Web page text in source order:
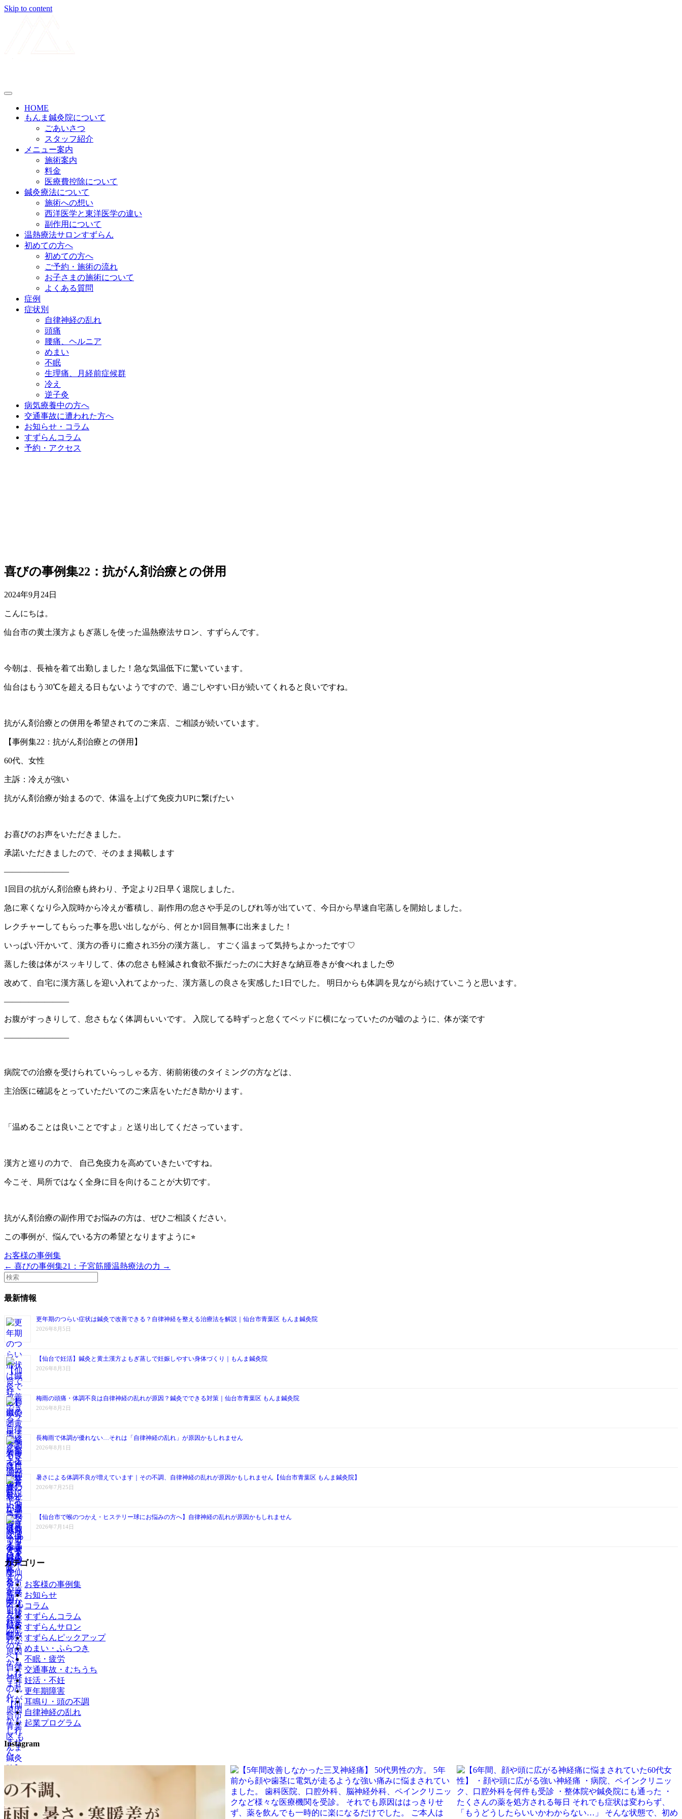
Skip to content
HOME
もんま鍼灸院について
ごあいさつ
スタッフ紹介
メニュー案内
施術案内
料金
医療費控除について
鍼灸療法について
施術への想い
西洋医学と東洋医学の違い
副作用について
温熱療法サロンすずらん
初めての方へ
初めての方へ
ご予約・施術の流れ
お子さまの施術について
よくある質問
症例
症状別
自律神経の乱れ
頭痛
腰痛、ヘルニア
めまい
不眠
生理痛、月経前症候群
冷え
逆子灸
病気療養中の方へ
交通事故に遭われた方へ
お知らせ・コラム
すずらんコラム
予約・アクセス
喜びの事例集22：抗がん剤治療との併用
2024年9月24日
こんにちは。
仙台市の黄土漢方よもぎ蒸しを使った温熱療法サロン、すずらんです。
今朝は、長袖を着て出勤しました！急な気温低下に驚いています。
仙台はもう30℃を超える日もないようですので、過ごしやすい日が続いてくれると良いですね。
抗がん剤治療との併用を希望されてのご来店、ご相談が続いています。
【事例集22：抗がん剤治療との併用】
60代、女性
主訴：冷えが強い
抗がん剤治療が始まるので、体温を上げて免疫力UPに繋げたい
お喜びのお声をいただきました。
承諾いただきましたので、そのまま掲載します
————————
1回目の抗がん剤治療も終わり、予定より2日早く退院しました。
急に寒くなり💦入院時から冷えが蓄積し、副作用の怠さや手足のしびれ等が出ていて、今日から早速自宅蒸しを開始しました。
レクチャーしてもらった事を思い出しながら、何とか1回目無事に出来ました！
いっぱい汗かいて、漢方の香りに癒され35分の漢方蒸し。 すごく温まって気持ちよかったです♡
蒸した後は体がスッキリして、体の怠さも軽減され食欲不振だったのに大好きな納豆巻きが食べれました🥹
改めて、自宅に漢方蒸しを迎い入れてよかった、漢方蒸しの良さを実感した1日でした。 明日からも体調を見ながら続けていこうと思います。
————————
お腹がすっきりして、怠さもなく体調もいいです。 入院してる時ずっと怠くてベッドに横になっていたのが嘘のように、体が楽です
————————
病院での治療を受けられていらっしゃる方、術前術後のタイミングの方などは、
主治医に確認をとっていただいてのご来店をいただき助かります。
「温めることは良いことですよ」と送り出してくださっています。
漢方と巡りの力で、 自己免疫力を高めていきたいですね。
今こそ、局所ではなく全身に目を向けることが大切です。
抗がん剤治療の副作用でお悩みの方は、ぜひご相談ください。
この事例が、悩んでいる方の希望となりますように⭐︎
お客様の事例集
← 喜びの事例集21：子宮筋腫温熱療法の力 →
最新情報
更年期のつらい症状は鍼灸で改善できる？自律神経を整える治療法を解説｜仙台市青葉区 もんま鍼灸院
2026年8月5日
【仙台で妊活】鍼灸と黄土漢方よもぎ蒸しで妊娠しやすい身体づくり｜もんま鍼灸院
2026年8月3日
梅雨の頭痛・体調不良は自律神経の乱れが原因？鍼灸でできる対策｜仙台市青葉区 もんま鍼灸院
2026年8月2日
長梅雨で体調が優れない…それは「自律神経の乱れ」が原因かもしれません
2026年8月1日
暑さによる体調不良が増えています｜その不調、自律神経の乱れが原因かもしれません【仙台市青葉区 もんま鍼灸院】
2026年7月25日
【仙台市で喉のつかえ・ヒステリー球にお悩みの方へ】自律神経の乱れが原因かもしれません
2026年7月14日
カテゴリー
お客様の事例集
お知らせ
コラム
すずらんコラム
すずらんサロン
すずらんピックアップ
めまい・ふらつき
不眠・疲労
交通事故・むちうち
妊活・不妊
更年期障害
耳鳴り・頭の不調
自律神経の乱れ
起業プログラム
Instagram